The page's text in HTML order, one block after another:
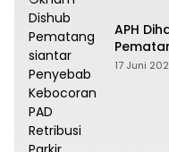
APH
17 Juni